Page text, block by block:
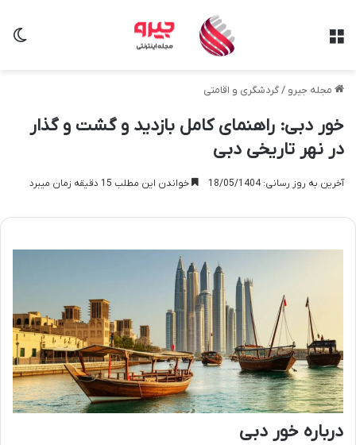
مجله جیرو /گردشگری و اقامتی
خور دبی: راهنمای کامل بازدید و گشت و گذار
در نهر تاریخی دبی
آخرین به روز رسانی: 18/05/1404 خواندن این مطلب 15 دقیقه زمان میبرد
درباره خور دبی